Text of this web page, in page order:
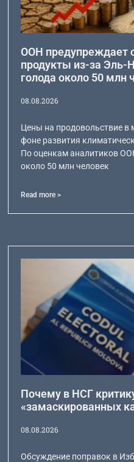
ООН предупреждает
продукты из-за Эль-
голода около 50 млн
08.08.2026
Цены на продовольствие в
фоне развития
По оценкам аналитиков
около 50 млн человек
Read more >
Почему в НСГ
«замаскированных
08.08.2026
Обсуждение поправок в